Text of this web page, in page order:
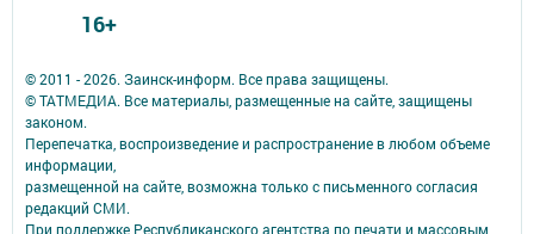
© 2011 - 2026. Заинск-информ. Все права защищены.
© ТАТМЕДИА. Все материалы, размещенные на сайте, защищены
законом.
Перепечатка, воспроизведение и распространение в любом объеме
информации,
размещенной на сайте, возможна только с письменного согласия
редакций СМИ.
При поддержке Республиканского агентства по печати и массовым
16+